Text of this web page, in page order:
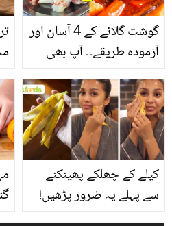
گوشت گلانے کے 4 آسان اور
آزمودہ طریقے۔۔ آپ بھی
بتائے راز
کیلے کے چھلکے پھینکنے
سے پہلے یہ ضرور پڑھیں!